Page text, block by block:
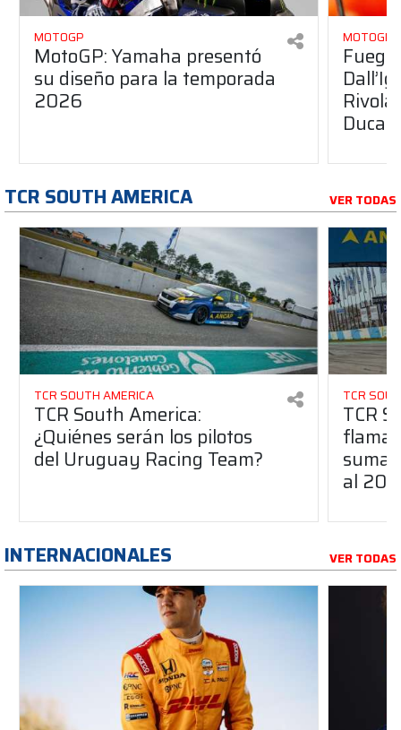
MOTOGP
MotoGP: Yamaha presentó
su diseño para la temporada
2026
MOTOGP
Ducati
TCR SOUTH AMERICA VER TODAS
TCR SOUTH AMERICA
TCR South America:
¿Quiénes serán los pilotos
del Uruguay Racing Team?
TCR
TCR
suma
al
INTERNACIONALES VER TODAS